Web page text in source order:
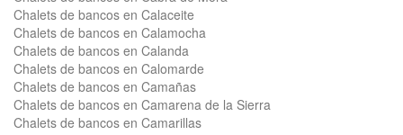
Chalets de bancos en Calaceite
Chalets de bancos en Calamocha
Chalets de bancos en Calanda
Chalets de bancos en Calomarde
Chalets de bancos en Camañas
Chalets de bancos en Camarena de la Sierra
Chalets de bancos en Camarillas